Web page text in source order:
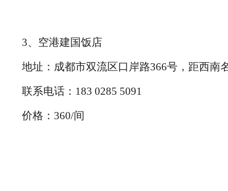
3、空港建国饭店
地址：成都市双流区口岸路366号，距西南
联系电话： 183 0285 5091
价格： 360/间